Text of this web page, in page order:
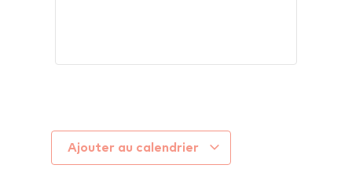
Ajouter au calendrier